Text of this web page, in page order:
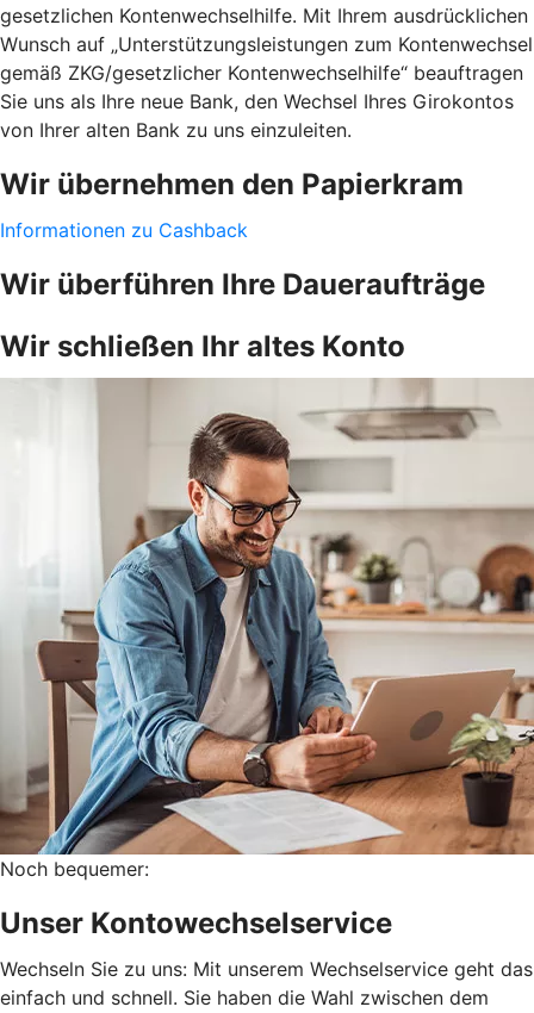
gesetzlichen Kontenwechselhilfe. Mit Ihrem ausdrücklichen
Wunsch auf „Unterstützungsleistungen zum Kontenwechsel
gemäß ZKG/gesetzlicher Kontenwechselhilfe“ beauftragen
Sie uns als Ihre neue Bank, den Wechsel Ihres Girokontos
von Ihrer alten Bank zu uns einzuleiten.
Wir übernehmen den Papierkram
Informationen zu Cashback
Wir überführen Ihre Daueraufträge
Wir schließen Ihr altes Konto
Noch bequemer:
Unser Kontowechselservice
Wechseln Sie zu uns: Mit unserem Wechselservice geht das
einfach und schnell. Sie haben die Wahl zwischen dem